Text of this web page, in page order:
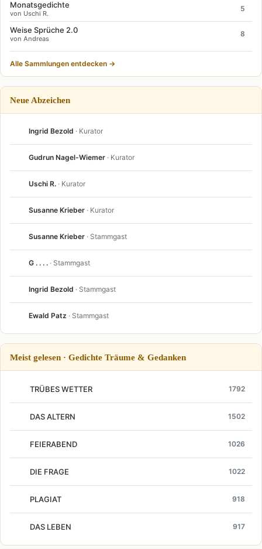
Monatsgedichte
von Uschi R.
5
Weise Sprüche 2.0
von Andreas
8
Alle Sammlungen entdecken →
Neue Abzeichen
Ingrid Bezold · Kurator
Gudrun Nagel-Wiemer · Kurator
Uschi R. · Kurator
Susanne Krieber · Kurator
Susanne Krieber · Stammgast
G . . . . · Stammgast
Ingrid Bezold · Stammgast
Ewald Patz · Stammgast
Meist gelesen · Gedichte Träume & Gedanken
TRÜBES WETTER 1792
DAS ALTERN 1502
FEIERABEND 1026
DIE FRAGE 1022
PLAGIAT 918
DAS LEBEN 917